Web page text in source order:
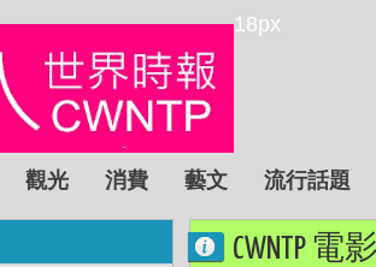
18px
觀光 消費 藝文 流行話題
CWNTP